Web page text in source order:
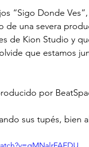
“Sigo Donde
de una severa
de Kion Studio y
que estamos
por
sus tupés, bien